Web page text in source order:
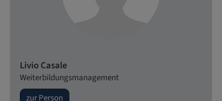
Livio Casale
Weiterbildungsmanagement
zur Person